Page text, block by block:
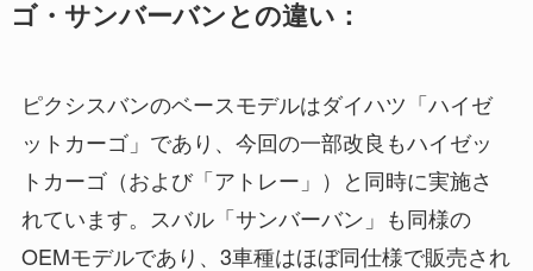
ゴ・サンバーバンとの違い：
ピクシスバンのベースモデルはダイハツ「ハイゼ
ットカーゴ」であり、今回の一部改良もハイゼッ
トカーゴ（および「アトレー」）と同時に実施さ
れています。スバル「サンバーバン」も同様の
OEMモデルであり、3車種はほぼ同仕様で販売され